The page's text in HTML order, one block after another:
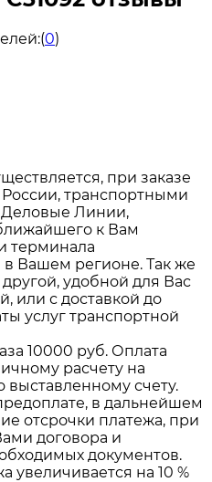
(0)
при заказе
транспортными
Линии,
к Вам
терминала
Вашем регионе. Так же
удобной для Вас
или с доставкой до
услуг транспортной
10000 руб. Оплата
расчету на
выставленному счету.
в дальнейшем
отсрочки платежа, при
договора и
документов.
увеличивается на 10 %